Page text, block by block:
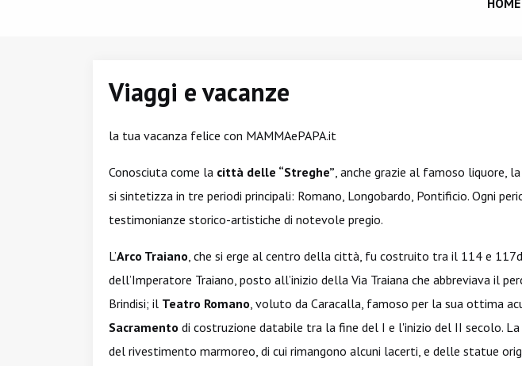
HOME
Viaggi e vacanze
la tua vacanza felice con MAMMAePAPA.it
Conosciuta come la città delle “Streghe”, anche grazie al famoso liquore,
si sintetizza in tre periodi principali: Romano, Longobardo, Pontificio. Ogni
testimonianze storico-artistiche di notevole pregio.
L’Arco Traiano, che si erge al centro della città, fu costruito tra il 114 e
dell’Imperatore Traiano, posto all’inizio della Via Traiana che abbreviava il
Brindisi; il Teatro Romano, voluto da Caracalla, famoso per la sua ottima
Sacramento di costruzione databile tra la fine del I e l'inizio del II secolo.
del rivestimento marmoreo, di cui rimangono alcuni lacerti, e delle statue